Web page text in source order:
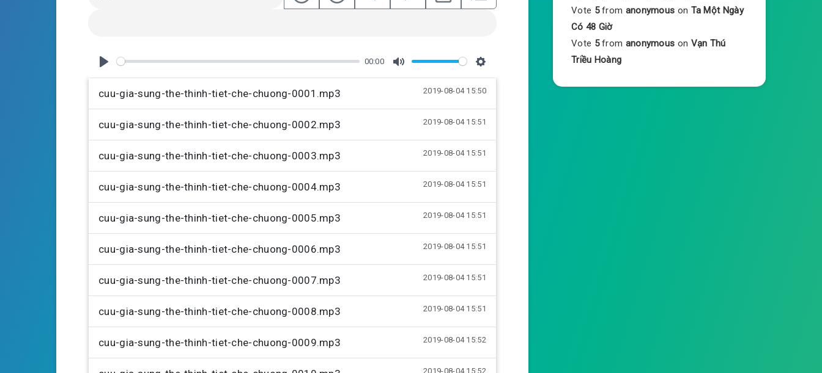
s
P
l
a
y
00:00
M
t
S
e
t
t
i
cuu-gia-sung-the-thinh-tiet-che-chuong-0001.mp3 2019-08-04 15:50
cuu-gia-sung-the-thinh-tiet-che-chuong-0002.mp3 2019-08-04 15:51
cuu-gia-sung-the-thinh-tiet-che-chuong-0003.mp3 2019-08-04 15:51
cuu-gia-sung-the-thinh-tiet-che-chuong-0004.mp3 2019-08-04 15:51
cuu-gia-sung-the-thinh-tiet-che-chuong-0005.mp3 2019-08-04 15:51
cuu-gia-sung-the-thinh-tiet-che-chuong-0006.mp3 2019-08-04 15:51
cuu-gia-sung-the-thinh-tiet-che-chuong-0007.mp3 2019-08-04 15:51
cuu-gia-sung-the-thinh-tiet-che-chuong-0008.mp3 2019-08-04 15:51
cuu-gia-sung-the-thinh-tiet-che-chuong-0009.mp3 2019-08-04 15:52
2019-08-04 15:52
Vote 5 from anonymous on Ta Một Ngày
Có 48 Giờ
Vote 5 from anonymous on Vạn Thú
Triều Hoàng